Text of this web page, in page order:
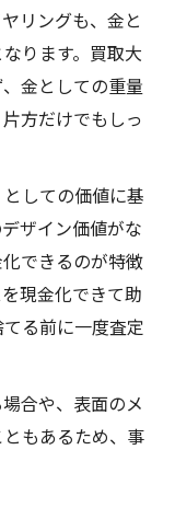
リングも、金と
ります。買取大
金としての重量
方だけでもしっ
しての価値に基
ザイン価値がな
できるのが特徴
現金化できて助
る前に一度査定
合や、表面のメ
もあるため、事